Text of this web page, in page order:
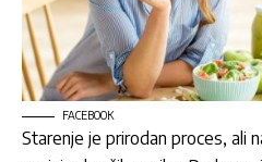
FACEBOOK
Starenje je prirodan proces, ali